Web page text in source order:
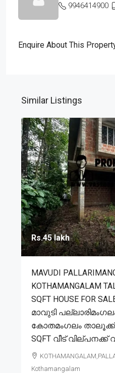
9946414900
Enquire About This
Similar Listings
Rs.45 lakh
MAVUDI
KOTHAMANGALAM
SQFT HOUSE FOR
മാവുടി
കോതമംഗലം താലൂക്ക്
SQFT വീട് വില്പനക്ക്
Kothamangalam